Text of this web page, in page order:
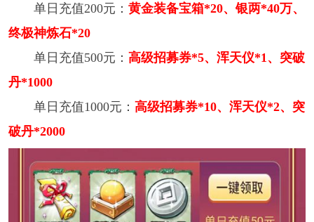
单日充值200元： 黄金装备宝箱*20、银两*40万、
终极神炼石*20
单日充值500元： 高级招募券*5、浑天仪*1、突破
丹*1000
单日充值1000元： 高级招募券*10、浑天仪*2、突
破丹*2000